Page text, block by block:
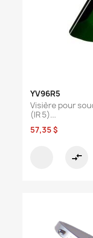
YV96R5
Visière pour
(IR 5)...
57,35 $
compare_arrows